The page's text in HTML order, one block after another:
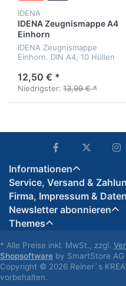
IDENA
IDENA Zeugnismappe A4
Einhorn
IDENA Zeugnismappe
Einhorn. DIN A4, 10 Hüllen
12,50 € *
Niedrigster: 13,99 € *
Informationen
Service, Versand &
Firma, Impressum &
Newsletter abonnieren
Themes
* Alle Preise inkl. MwSt., zzgl.
Shopsoftware by SmartStore
Copyright © 2026 Reiner`s
vorbehalten.